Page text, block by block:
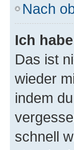
Nach
Ich
Das ist
wieder
indem
schnell